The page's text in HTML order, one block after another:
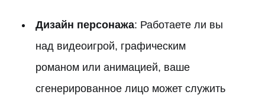
Дизайн персонажа: Работаете ли вы
над видеоигрой, графическим
романом или анимацией, ваше
сгенерированное лицо может служить